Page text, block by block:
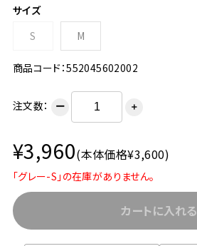
サイズ
S
M
商品コード：552045602002
注文数： ー ＋
¥3,960(本体価格¥3,600)
「グレー-S」の在庫がありません。
カートに入れる